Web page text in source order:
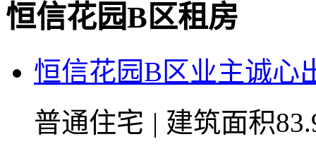
恒信花园B区租房
恒信花园B区业主诚心
普通住宅 | 建筑面积